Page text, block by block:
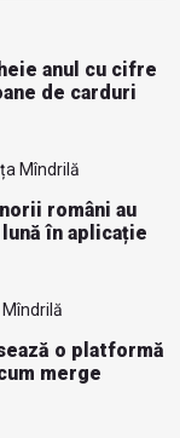
anul cu cifre
de carduri
Mîndrilă
români au
în aplicație
o platformă
merge